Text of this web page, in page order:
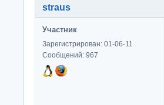
straus
Участник
Зарегистрирован: 01-06-11
Сообщений: 967